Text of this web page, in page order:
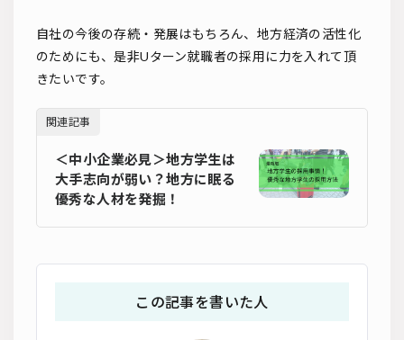
自社の今後の存続・発展はもちろん、地方経済の活性化
のためにも、是非Uターン就職者の採用に力を入れて頂
きたいです。
関連記事
＜中小企業必見＞地方学生は
大手志向が弱い？地方に眠る
優秀な人材を発掘！
この記事を書いた人